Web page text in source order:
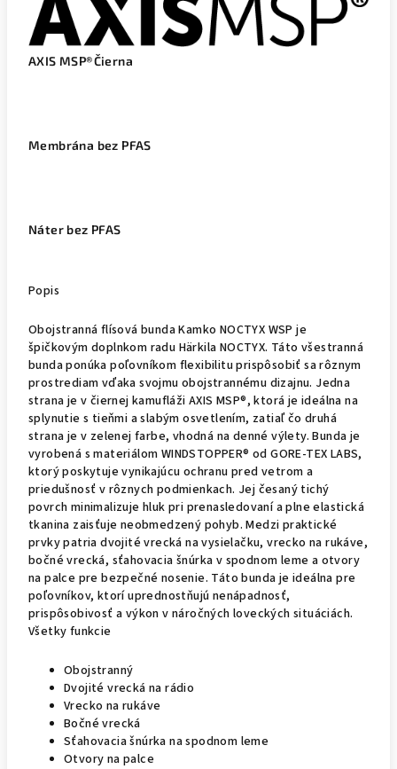
AXIS MSP®Čierna
Membrána bez PFAS
Náter bez PFAS
Popis
Obojstranná flísová bunda Kamko NOCTYX WSP je
špičkovým doplnkom radu Härkila NOCTYX. Táto všestranná
bunda ponúka poľovníkom flexibilitu prispôsobiť sa rôznym
prostrediam vďaka svojmu obojstrannému dizajnu. Jedna
strana je v čiernej kamufláži AXIS MSP®, ktorá je ideálna na
splynutie s tieňmi a slabým osvetlením, zatiaľ čo druhá
strana je v zelenej farbe, vhodná na denné výlety. Bunda je
vyrobená s materiálom WINDSTOPPER® od GORE-TEX LABS,
ktorý poskytuje vynikajúcu ochranu pred vetrom a
priedušnosť v rôznych podmienkach. Jej česaný tichý
povrch minimalizuje hluk pri prenasledovaní a plne elastická
tkanina zaisťuje neobmedzený pohyb. Medzi praktické
prvky patria dvojité vrecká na vysielačku, vrecko na rukáve,
bočné vrecká, sťahovacia šnúrka v spodnom leme a otvory
na palce pre bezpečné nosenie. Táto bunda je ideálna pre
poľovníkov, ktorí uprednostňujú nenápadnosť,
prispôsobivosť a výkon v náročných loveckých situáciách.
Všetky funkcie
Obojstranný
Dvojité vrecká na rádio
Vrecko na rukáve
Bočné vrecká
Sťahovacia šnúrka na spodnom leme
Otvory na palce